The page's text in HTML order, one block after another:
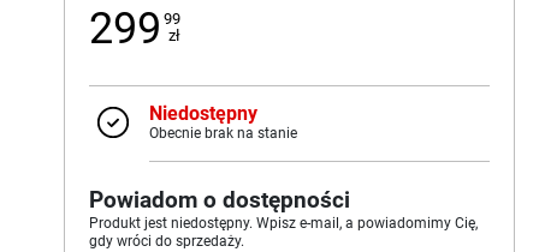
299 99
zł
Niedostępny
Obecnie brak na stanie
Powiadom o dostępności
Produkt jest niedostępny. Wpisz e-mail, a powiadomimy Cię,
gdy wróci do sprzedaży.